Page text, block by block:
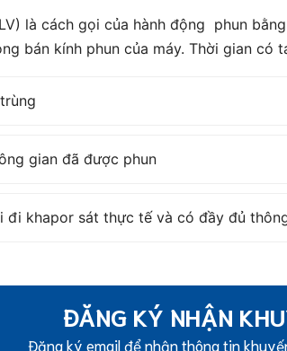
là cách gọi của hành động phun
bán kính phun của máy. Thời gian có
gian đã được phun
đi khapor sát thực tế và có đầy đủ
ĐĂNG KÝ NHẬN
Đăng ký email để nhận thông tin